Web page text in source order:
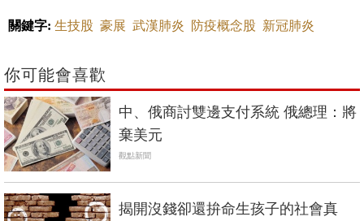
關鍵字: 生技股 豪展 武漢肺炎 防疫概念股 新冠肺炎
你可能會喜歡
中、俄商討雙邊支付系統 俄總理：將
棄美元
觀點新聞
揭開沒錢卻還拚命生孩子的社會真